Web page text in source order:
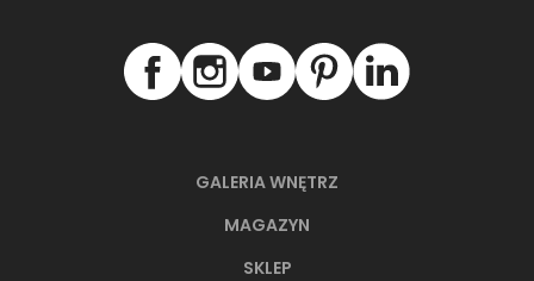
GALERIA WNĘTRZ
MAGAZYN
SKLEP